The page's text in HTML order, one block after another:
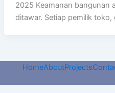
2025 Keamanan bangunan
ditawar. Setiap pemilik
HomeAboutProjects